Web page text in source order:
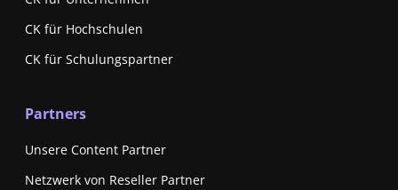
CK für Hochschulen
CK für Schulungspartner
Partners
Unsere Content Partner
Netzwerk von Reseller Partner